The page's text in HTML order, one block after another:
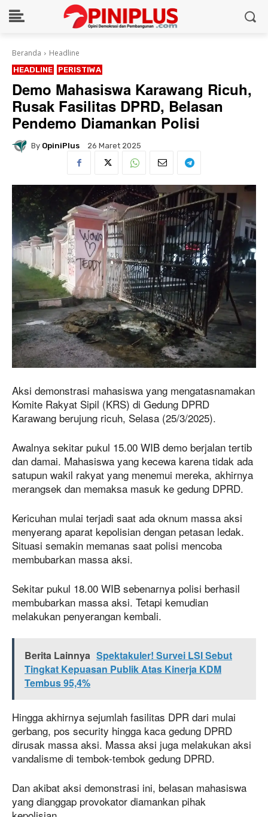
Beranda Headline
HEADLINE PERISTIWA
Demo Mahasiswa Karawang Ricuh,
Rusak Fasilitas DPRD, Belasan
Pendemo Diamankan Polisi
By OpiniPlus 26 Maret 2025
Aksi demonstrasi mahasiswa yang mengatasnamakan
Komite Rakyat Sipil (KRS) di Gedung DPRD
Karawang berujung ricuh, Selasa (25/3/2025).
Awalnya sekitar pukul 15.00 WIB demo berjalan tertib
dan damai. Mahasiswa yang kecewa karena tidak ada
satupun wakil rakyat yang menemui mereka, akhirnya
merangsek dan memaksa masuk ke gedung DPRD.
Kericuhan mulai terjadi saat ada oknum massa aksi
menyerang aparat kepolisian dengan petasan ledak.
Situasi semakin memanas saat polisi mencoba
membubarkan massa aksi.
Sekitar pukul 18.00 WIB sebenarnya polisi berhasil
membubarkan massa aksi. Tetapi kemudian
melakukan penyerangan kembali.
Berita Lainnya Spektakuler! Survei LSI Sebut
Tingkat Kepuasan Publik Atas Kinerja KDM
Tembus 95,4%
Hingga akhirnya sejumlah fasilitas DPR dari mulai
gerbang, pos security hingga kaca gedung DPRD
dirusak massa aksi. Massa aksi juga melakukan aksi
vandalisme di tembok-tembok gedung DPRD.
Dan akibat aksi demonstrasi ini, belasan mahasiswa
yang dianggap provokator diamankan pihak